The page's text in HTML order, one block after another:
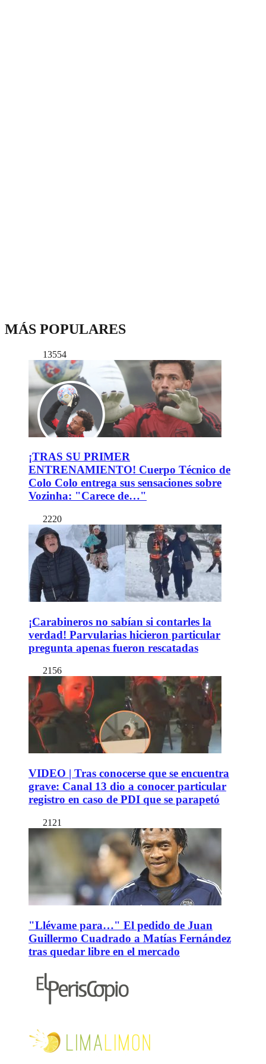
MÁS POPULARES
13554
¡TRAS SU PRIMER
ENTRENAMIENTO! Cuerpo Técnico de
Colo Colo entrega sus sensaciones sobre
Vozinha: "Carece de…"
2220
¡Carabineros no sabían si contarles la
verdad! Parvularias hicieron particular
pregunta apenas fueron rescatadas
2156
VIDEO | Tras conocerse que se encuentra
grave: Canal 13 dio a conocer particular
registro en caso de PDI que se parapetó
2121
"Llévame para…" El pedido de Juan
Guillermo Cuadrado a Matías Fernández
tras quedar libre en el mercado